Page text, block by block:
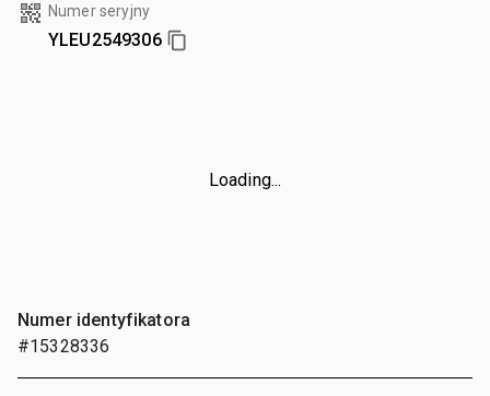
Numer seryjny
YLEU2549306
Loading...
Numer identyfikatora
#15328336